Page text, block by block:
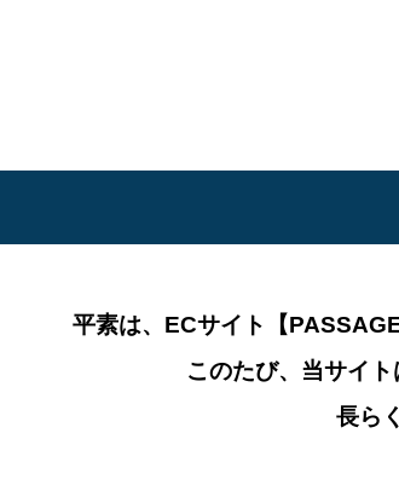
平素は、ECサイト【
このたび、当サイ
長ら